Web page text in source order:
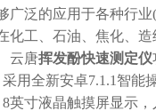
的应用于各种行业(
化工、石油、焦化、
唐挥发酚快速测定仪
全新安卓7.1.1智能操
液晶触摸屏显示，